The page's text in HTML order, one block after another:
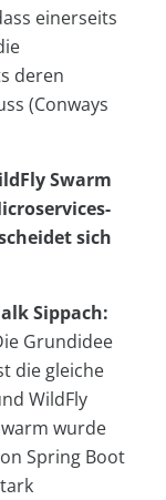
einerseits
deren
(Conways
Swarm
sich
Sippach:
Grundidee
die gleiche
WildFly
wurde
Spring Boot